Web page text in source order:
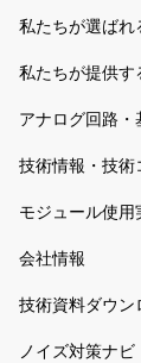
私たちが選ばれ
私たちが提供す
アナログ回路・
技術情報・技術
モジュール使用
会社情報
技術資料ダウン
ノイズ対策ナビ